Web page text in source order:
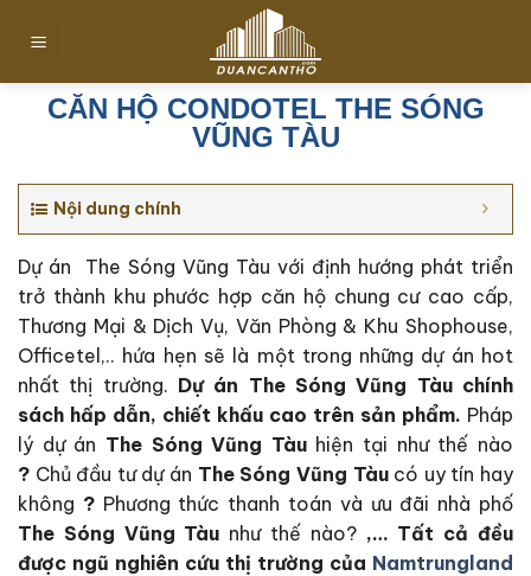
đến
CĂN HỘ CONDOTEL THE SÓNG
VŨNG TÀU
Nội dung chính
Dự án The Sóng Vũng Tàu với định hướng phát triển
trở thành khu phước hợp căn hộ chung cư cao cấp,
Thương Mại & Dịch Vụ, Văn Phòng & Khu Shophouse,
Officetel,.. hứa hẹn sẽ là một trong những dự án hot
nhất thị trường. Dự án The Sóng Vũng Tàu chính
sách hấp dẫn, chiết khấu cao trên sản phẩm. Pháp
lý dự án The Sóng Vũng Tàu hiện tại như thế nào
? Chủ đầu tư dự án The Sóng Vũng Tàu có uy tín hay
không ? Phương thức thanh toán và ưu đãi nhà phố
The Sóng Vũng Tàu như thế nào? ,… Tất cả đều
được ngũ nghiên cứu thị trường của Namtrungland